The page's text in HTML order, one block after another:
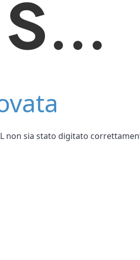
non sia stato digitato